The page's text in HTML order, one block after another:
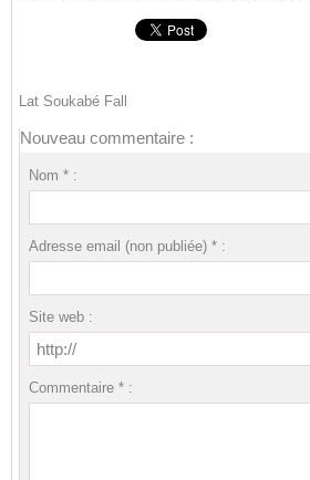
Lat Soukabé Fall
Nouveau commentaire :
Nom * :
Adresse email (non publiée) * :
Site web :
Commentaire * :